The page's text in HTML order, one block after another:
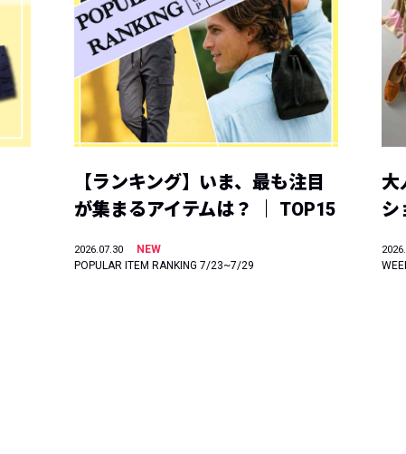
【ランキング】いま、最も注目
が集まるアイテムは？ ｜ TOP15
2026.07.30
NEW
POPULAR ITEM RANKING 7/23~7/29
大
シ